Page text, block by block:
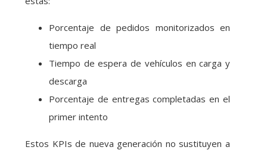
Porcentaje de pedidos monitorizados en
tiempo real
Tiempo de espera de vehículos en carga y
descarga
Porcentaje de entregas completadas en el
primer intento
Estos KPIs de nueva generación no sustituyen a